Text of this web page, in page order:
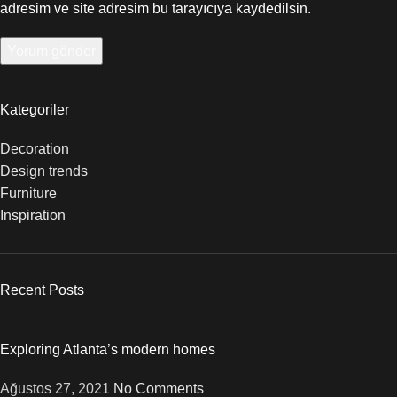
adresim ve site adresim bu tarayıcıya kaydedilsin.
Kategoriler
Decoration
Design trends
Furniture
Inspiration
Recent Posts
Exploring Atlanta’s modern homes
Ağustos 27, 2021 No Comments